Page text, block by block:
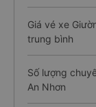
Giá vé xe
trung bình
Số lượng
An Nhơn